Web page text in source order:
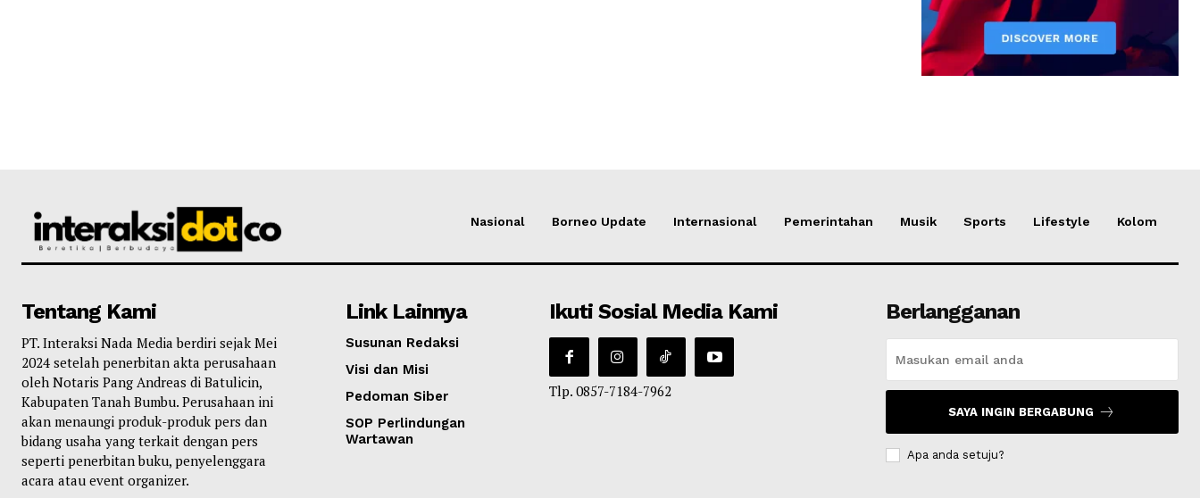
Nasional Borneo Update Internasional Pemerintahan Musik Sports Lifestyle Kolom
Tentang Kami
PT. Interaksi Nada Media berdiri sejak Mei
2024 setelah penerbitan akta perusahaan
oleh Notaris Pang Andreas di Batulicin,
Kabupaten Tanah Bumbu. Perusahaan ini
akan menaungi produk-produk pers dan
bidang usaha yang terkait dengan pers
seperti penerbitan buku, penyelenggara
acara atau event organizer.
Link Lainnya
Susunan Redaksi
Visi dan Misi
Pedoman Siber
SOP Perlindungan
Wartawan
Ikuti Sosial Media Kami
Tlp. 0857-7184-7962
Berlangganan
SAYA INGIN BERGABUNG
Apa anda setuju?